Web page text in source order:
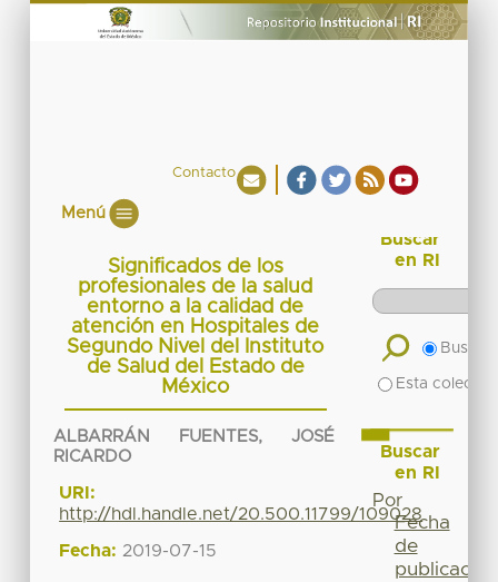
Contacto
Menú
Significados de los
profesionales de la salud
entorno a la calidad de
atención en Hospitales de
Segundo Nivel del Instituto
de Salud del Estado de
México
ALBARRÁN FUENTES, JOSÉ
RICARDO
URI:
http://hdl.handle.net/20.500.11799/109028
Fecha: 2019-07-15
Buscar
en RI
Buscar
Esta
Buscar
en RI
Por
Fecha
de
publicación